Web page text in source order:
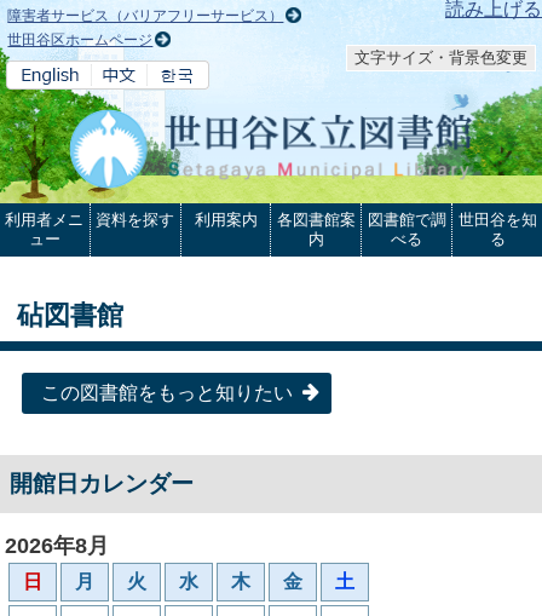
本文へ 読み上げる
障害者サービス（バリアフリーサービス）
世田谷区ホームページ
文字サイズ・背景色変更
利用者メニ
ュー
資料を探す 利用案内
各図書館案
内
図書館で調
べる
世田谷を知
る
砧図書館
この図書館をもっと知りたい
開館日カレンダー
2026年8月
日 月 火 水 木 金 土